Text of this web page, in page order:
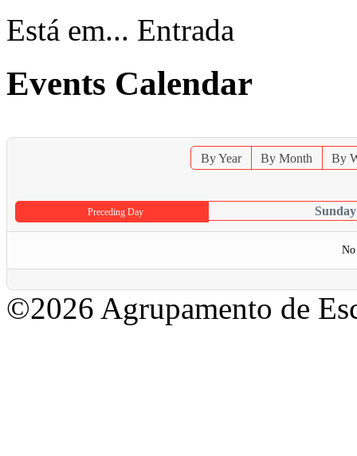
Está em... Entrada
Events Calendar
By Year By Month By
Preceding Day
No
©2026 Agrupamento de